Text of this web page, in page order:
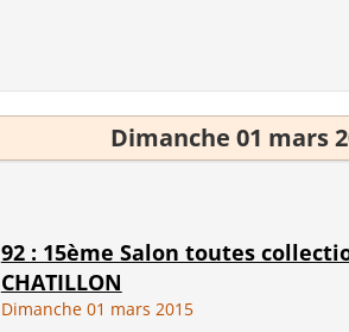
Dimanche 01 mars
92 : 15ème Salon toutes
CHATILLON
Dimanche 01 mars 2015